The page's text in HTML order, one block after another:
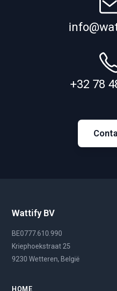
+32 78
Wattify BV
BE0777.610.990
Kriephoekstraat 25
9230 Wetteren, België
HOME